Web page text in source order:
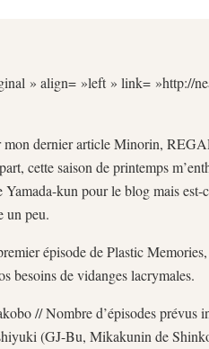
» align= »left » link= »http://
mon dernier article Minorin,
cette saison de printemps
kun pour le blog mais est-
un peu.
épisode de Plastic
besoins de vidanges lacrymales.
// Nombre d’épisodes prévus
(GJ-Bu, Mikakunin de